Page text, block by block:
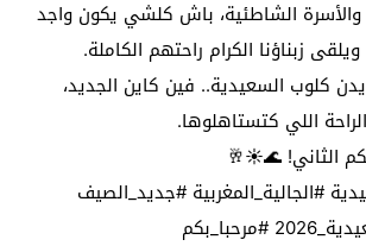
والأسرة الشاطئية، باش كلشي يكون واجد
زبناؤنا الكرام راحتهم الكاملة.
كلوب السعيدية.. فين كاين الجديد،
اللي كتستاهلوها.
الثاني! 🌊☀️🥂
#الجالية_المغربية #جديد_الصيف